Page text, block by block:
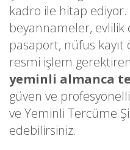
kadro ile hitap ediyor.
beyannameler, evlilik
pasaport, nüfus kayıt
resmi işlem
yeminli almanca
güven ve
ve Yeminli Tercüme
edebilirsiniz.